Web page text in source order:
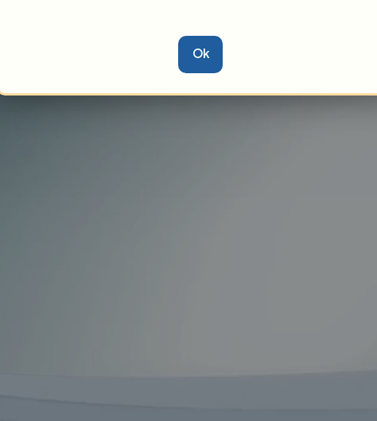
koupaliště ve StudénceOk